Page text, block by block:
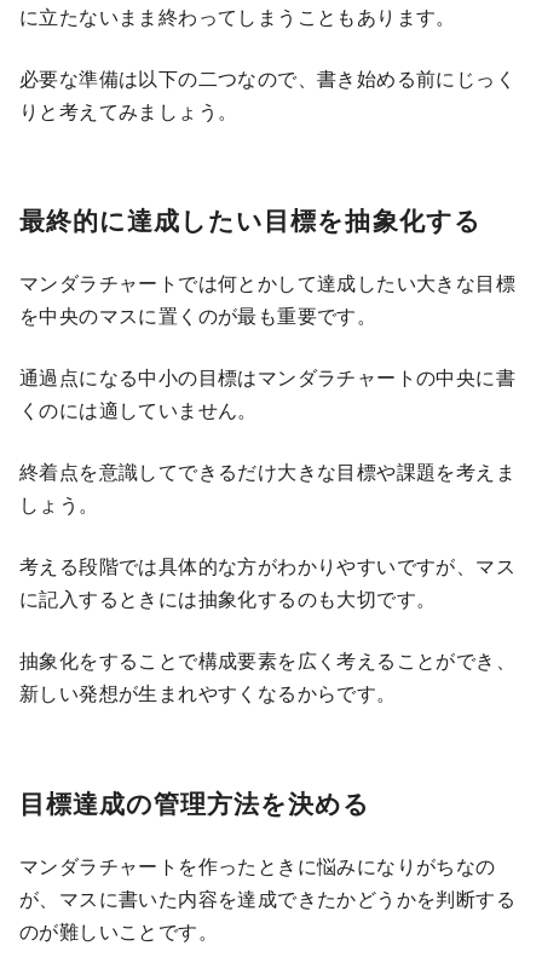
に立たないまま終わってしまうこともあります。
必要な準備は以下の二つなので、書き始める前にじっく
りと考えてみましょう。
最終的に達成したい目標を抽象化する
マンダラチャートでは何とかして達成したい大きな目標
を中央のマスに置くのが最も重要です。
通過点になる中小の目標はマンダラチャートの中央に書
くのには適していません。
終着点を意識してできるだけ大きな目標や課題を考えま
しょう。
考える段階では具体的な方がわかりやすいですが、マス
に記入するときには抽象化するのも大切です。
抽象化をすることで構成要素を広く考えることができ、
新しい発想が生まれやすくなるからです。
目標達成の管理方法を決める
マンダラチャートを作ったときに悩みになりがちなの
が、マスに書いた内容を達成できたかどうかを判断する
のが難しいことです。